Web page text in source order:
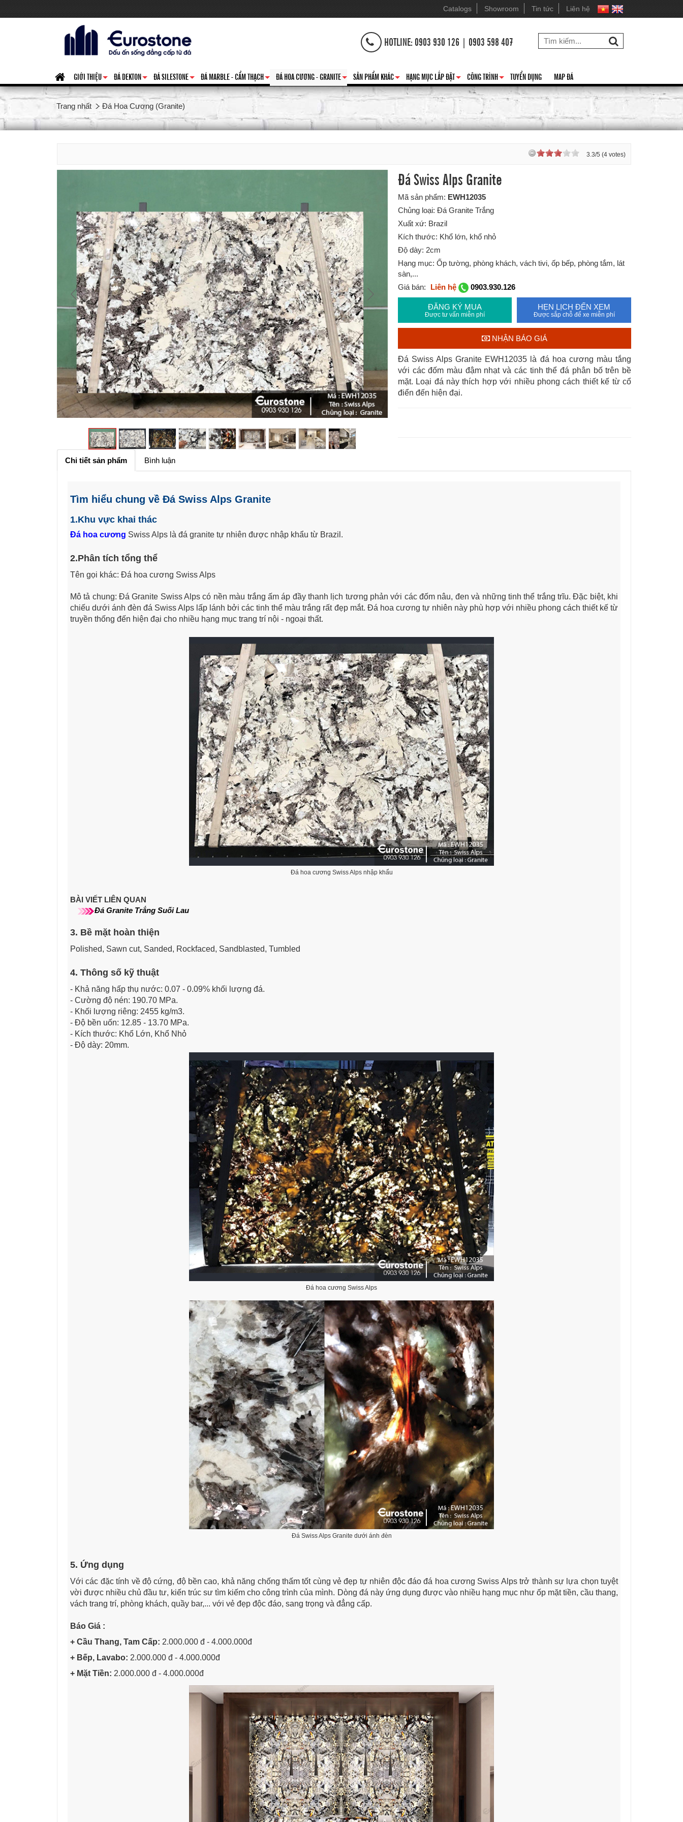
Catalogs Showroom Tin tức Liên hệ
HOTLINE: 0903 930 126 | 0903 598 407
+
GIỚI THIỆU
+
ĐÁ DEKTON
+
ĐÁ SILESTONE
+
ĐÁ MARBLE - CẨM THẠCH
+
ĐÁ HOA CƯƠNG - GRANITE
+
SẢN PHẨM KHÁC
+
HẠNG MỤC LẮP ĐẶT
+
CÔNG TRÌNH TUYỂN DỤNG MAP ĐÁ
Trang nhất Đá Hoa Cương (Granite)
3.3/5 (4 votes)
Đá Swiss Alps Granite
Mã sản phẩm: EWH12035
Chủng loại: Đá Granite Trắng
Xuất xứ: Brazil
Kích thước: Khổ lớn, khổ nhỏ
Độ dày: 2cm
Hạng mục: Ốp tường, phòng khách, vách tivi, ốp bếp, phòng tắm, lát
sàn,...
Giá bán:
Liên hệ 0903.930.126
ĐĂNG KÝ MUA
Được tư vấn miễn phí
HẸN LỊCH ĐẾN XEM
Được sắp chỗ để xe miễn phí
NHẬN BÁO GIÁ
Đá Swiss Alps Granite EWH12035 là đá hoa cương màu tắng
với các đốm màu đậm nhạt và các tinh thể đá phân bố trên bề
mặt. Loại đá này thích hợp với nhiều phong cách thiết kế từ cổ
điển đến hiện đại.
Chi tiết sản phẩm Bình luận
Tìm hiểu chung về Đá Swiss Alps Granite
1.Khu vực khai thác
Đá hoa cương Swiss Alps là đá granite tự nhiên được nhập khẩu từ Brazil.
2.Phân tích tổng thể
Tên gọi khác: Đá hoa cương Swiss Alps
Mô tả chung: Đá Granite Swiss Alps có nền màu trắng ấm áp đầy thanh lịch tương phản với các đốm nâu, đen và những tinh thể trắng trĩu. Đặc biệt, khi
chiếu dưới ánh đèn đá Swiss Alps lấp lánh bởi các tinh thể màu trắng rất đẹp mắt. Đá hoa cương tự nhiên này phù hợp với nhiều phong cách thiết kế từ
truyền thống đến hiện đại cho nhiều hạng mục trang trí nội - ngoại thất.
Đá hoa cương Swiss Alps nhập khẩu
BÀI VIẾT LIÊN QUAN
Đá Granite Trắng Suối Lau
3. Bề mặt hoàn thiện
Polished, Sawn cut, Sanded, Rockfaced, Sandblasted, Tumbled
4. Thông số kỹ thuật
- Khả năng hấp thụ nước: 0.07 - 0.09% khối lượng đá.
- Cường độ nén: 190.70 MPa.
- Khối lượng riêng: 2455 kg/m3.
- Độ bền uốn: 12.85 - 13.70 MPa.
- Kích thước: Khổ Lớn, Khổ Nhỏ
- Độ dày: 20mm.
Đá hoa cương Swiss Alps
Đá Swiss Alps Granite dưới ánh đèn
5. Ứng dụng
Với các đặc tính về độ cứng, độ bền cao, khả năng chống thấm tốt cùng vẻ đẹp tự nhiên độc đáo đá hoa cương Swiss Alps trở thành sự lựa chọn tuyệt
vời được nhiều chủ đầu tư, kiến trúc sư tìm kiếm cho công trình của mình. Dòng đá này ứng dụng được vào nhiều hạng mục như ốp mặt tiền, cầu thang,
vách trang trí, phòng khách, quầy bar,... với vẻ đẹp độc đáo, sang trọng và đẳng cấp.
Báo Giá :
+ Cầu Thang, Tam Cấp: 2.000.000 đ - 4.000.000đ
+ Bếp, Lavabo: 2.000.000 đ - 4.000.000đ
+ Mặt Tiền: 2.000.000 đ - 4.000.000đ